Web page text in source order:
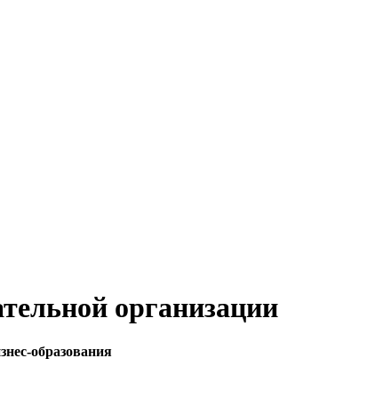
организации
образования